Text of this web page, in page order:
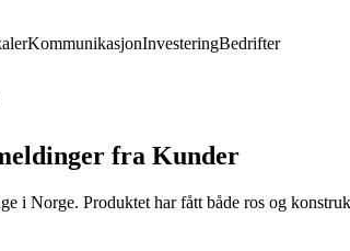
KommunikasjonInvesteringBedrifter
fra Kunder
i Norge. Produktet har fått både ros og